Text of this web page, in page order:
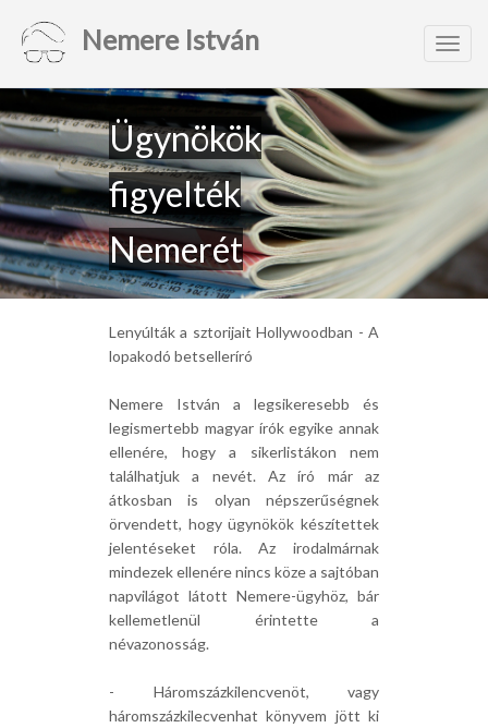
Nemere István
Ügynökök
figyelték
Nemerét
Lenyúlták a sztorijait Hollywoodban - A
lopakodó betselleríró
Nemere István a legsikeresebb és
legismertebb magyar írók egyike annak
ellenére, hogy a sikerlistákon nem
találhatjuk a nevét. Az író már az
átkosban is olyan népszerűségnek
örvendett, hogy ügynökök készítettek
jelentéseket róla. Az irodalmárnak
mindezek ellenére nincs köze a sajtóban
napvilágot látott Nemere-ügyhöz, bár
kellemetlenül érintette a
névazonosság.
- Háromszázkilencvenöt, vagy
háromszázkilecvenhat könyvem jött ki